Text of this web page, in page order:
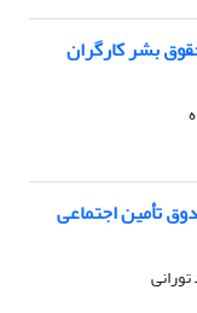
بشر کارگران
تأمین اجتماعی